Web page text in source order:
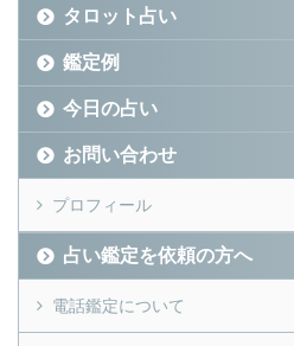
タロット占い
鑑定例
今日の占い
お問い合わせ
プロフィール
占い鑑定を依頼の方へ
電話鑑定について